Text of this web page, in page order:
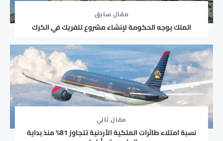
مقال سابق
الملك يوجه الحكومة لإنشاء مشروع تلفريك في الكرك
مقال تالي
نسبة امتلاء طائرات الملكية الأردنية تتجاوز 81% منذ بداية